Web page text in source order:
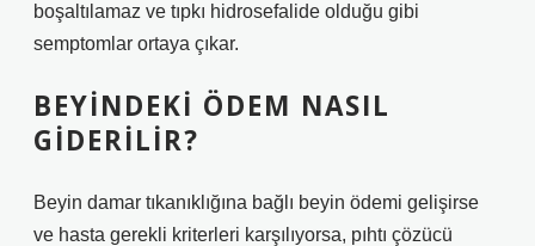
boşaltılamaz ve tıpkı hidrosefalide olduğu gibi
semptomlar ortaya çıkar.
BEYINDEKI ÖDEM NASIL
GIDERILIR?
Beyin damar tıkanıklığına bağlı beyin ödemi gelişirse
ve hasta gerekli kriterleri karşılıyorsa, pıhtı çözücü